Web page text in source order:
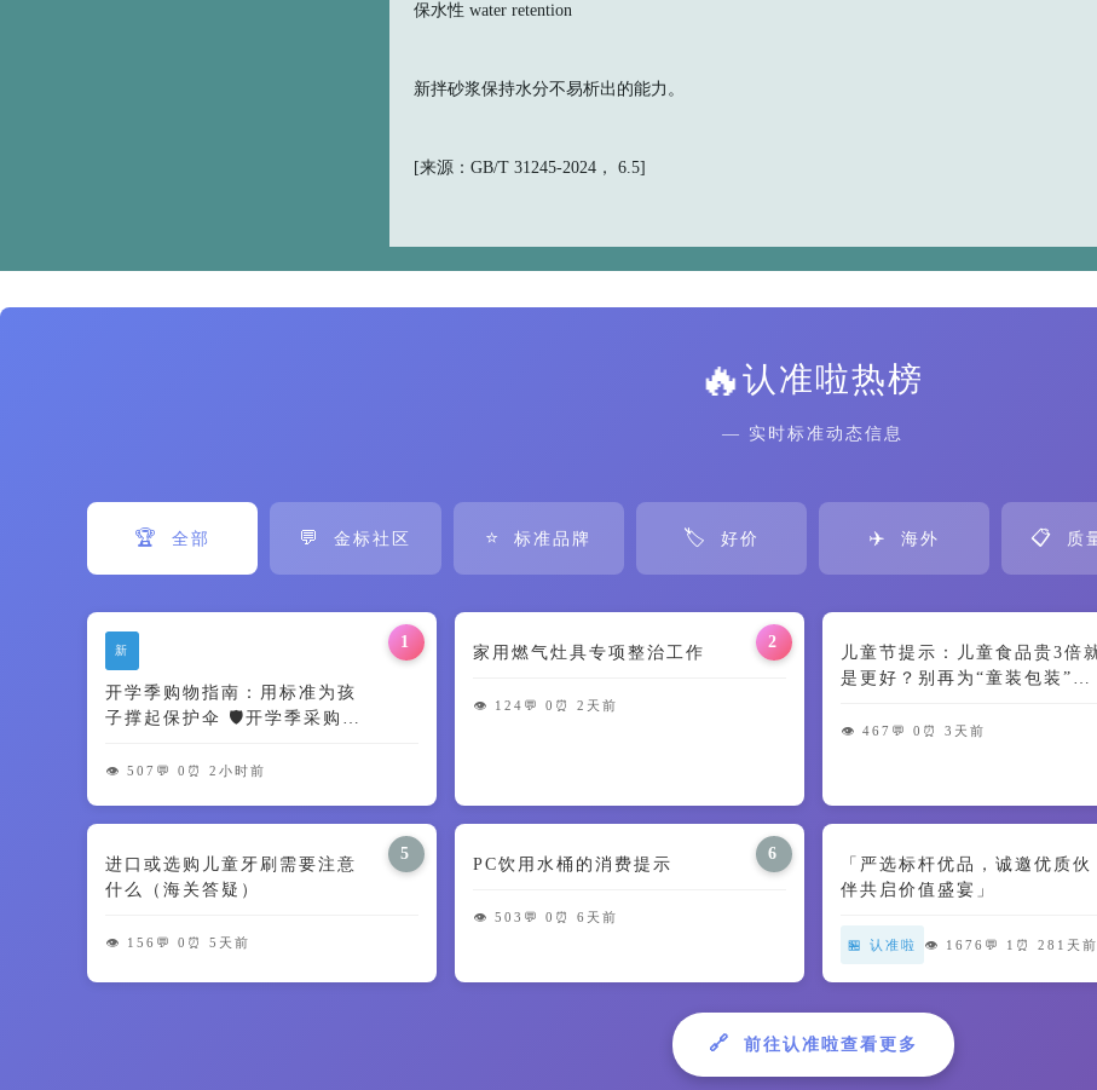
保水性 water retention
新拌砂浆保持水分不易析出的能力。
[来源：GB/T 31245-2024， 6.5]
🔥认准啦热榜
— 实时标准动态信息
🏆 全部 💬 金标社区 ⭐ 标准品牌 🏷️ 好价 ✈️ 海外 📋 质
1
新
开学季购物指南：用标准为孩
子撑起保护伞 🛡️开学季采购学
👁️ 507 💬 0 ⏰ 2小时前
2
家用燃气灶具专项整治工作
👁️ 124 💬 0 ⏰ 2天前
儿童节提示：儿童食品贵3倍
是更好？别再为“童装包装”交
👁️ 467 💬 0 ⏰ 3天前
5
进口或选购儿童牙刷需要注意
什么（海关答疑）
👁️ 156 💬 0 ⏰ 5天前
6
PC饮用水桶的消费提示
👁️ 503 💬 0 ⏰ 6天前
「严选标杆优品，诚邀优质伙
伴共启价值盛宴」
🏪 认准啦 👁️ 1676 💬 1 ⏰ 281天前
🔗 前往认准啦查看更多